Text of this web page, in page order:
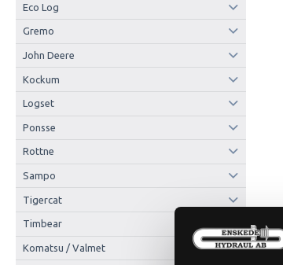
Eco Log
Gremo
John Deere
Kockum
Logset
Ponsse
Rottne
Sampo
Tigercat
Timbear
Komatsu / Valmet